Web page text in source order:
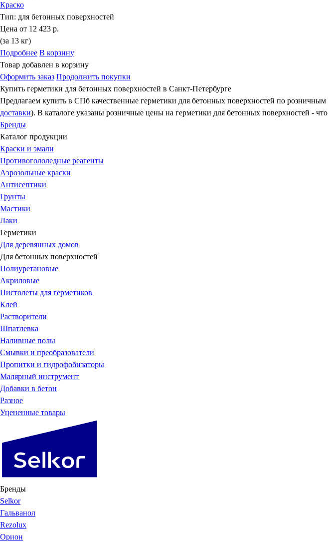
Краско
Тип: для бетонных поверхностей
Цена от 12 423 р.
(за 13 кг)
Подробнее В корзину
Товар добавлен в корзину
Оформить заказ Продолжить покупки
Купить герметики для бетонных поверхностей в Санкт-Петербурге
Предлагаем купить в СПб качественные герметики для бетонных поверхностей по
доставки). В каталоге указаны розничные цены на герметики для бетонных поверхностей -
Бренды
Каталог продукции
Краски и эмали
Противогололедные реагенты
Аэрозольные краски
Антисептики
Грунты
Мастики
Лаки
Герметики
Для деревянных домов
Для бетонных поверхностей
Полиуретановые
Акриловые
Пистолеты для герметиков
Клей
Растворители
Шпатлевка
Наливные полы
Смывки и преобразователи
Пропитки и гидрофобизаторы
Малярный инструмент
Добавки в бетон
Разное
Уцененные товары
Бренды
Selkor
Гальванол
Rezolux
Орион